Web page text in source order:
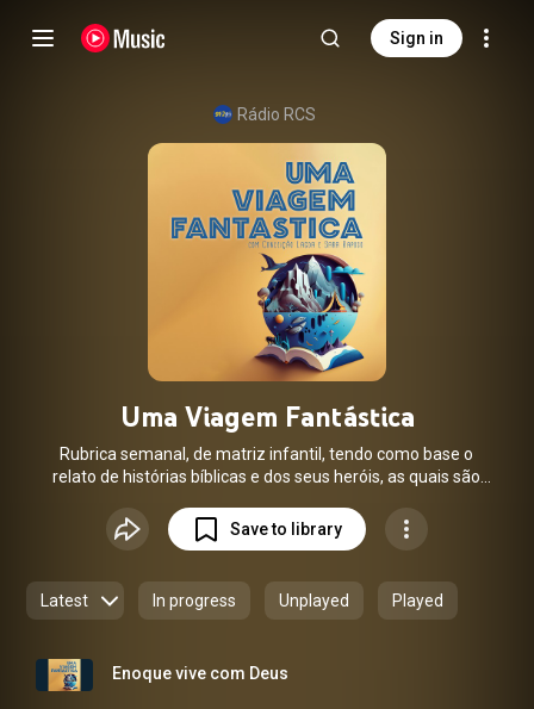
Sign in
Rádio RCS
Uma Viagem Fantástica
Rubrica semanal, de matriz infantil, tendo como base o
relato de histórias bíblicas e dos seus heróis, as quais são
Save to library
Latest In progress Unplayed Played
Enoque vive com Deus